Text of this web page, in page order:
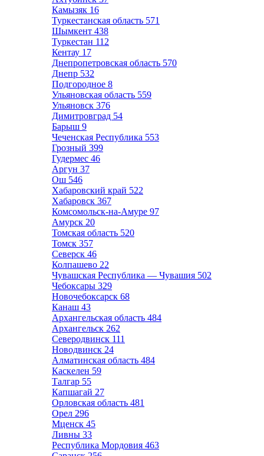
Камызяк 16
Туркестанская область 571
Шымкент 438
Туркестан 112
Кентау 17
Днепропетровская область 570
Днепр 532
Подгородное 8
Ульяновская область 559
Ульяновск 376
Димитровград 54
Барыш 9
Чеченская Республика 553
Грозный 399
Гудермес 46
Аргун 37
Ош 546
Хабаровский край 522
Хабаровск 367
Комсомольск-на-Амуре 97
Амурск 20
Томская область 520
Томск 357
Северск 46
Колпашево 22
Чувашская Республика — Чувашия 502
Чебоксары 329
Новочебоксарск 68
Канаш 43
Архангельская область 484
Архангельск 262
Северодвинск 111
Новодвинск 24
Алматинская область 484
Каскелен 59
Талгар 55
Капшагай 27
Орловская область 481
Орел 296
Мценск 45
Ливны 33
Республика Мордовия 463